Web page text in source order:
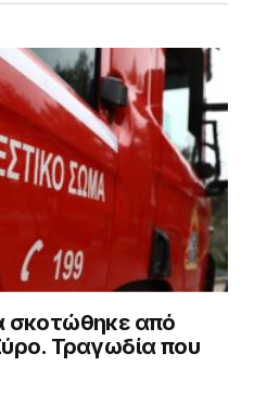
σκοτώθηκε από
Τραγωδία που